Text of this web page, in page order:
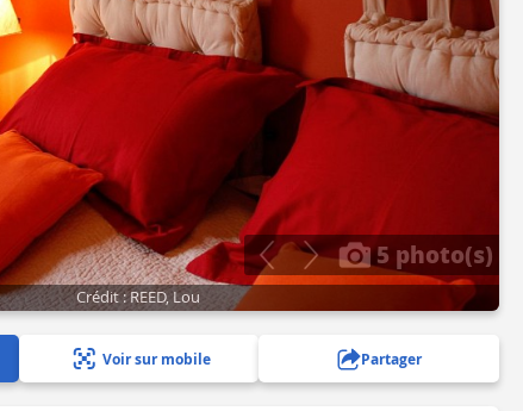
5 photo(s)
Crédit : REED, Lou
Voir sur mobile Partager